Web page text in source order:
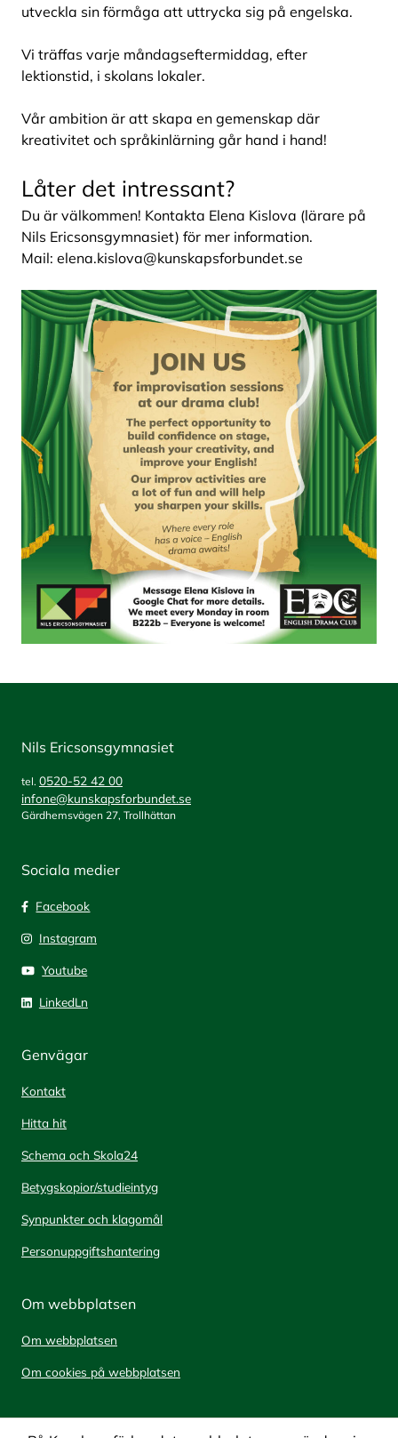
utveckla sin förmåga att uttrycka sig på engelska.
Vi träffas varje måndagseftermiddag, efter
lektionstid, i skolans lokaler.
Vår ambition är att skapa en gemenskap där
kreativitet och språkinlärning går hand i hand!
Låter det intressant?
Du är välkommen! Kontakta Elena Kislova (lärare på
Nils Ericsonsgymnasiet) för mer information.
Mail: elena.kislova@kunskapsforbundet.se
Nils Ericsonsgymnasiet
tel. 0520-52 42 00
infone@kunskapsforbundet.se
Gärdhemsvägen 27, Trollhättan
Sociala medier
Facebook
Instagram
Youtube
LinkedLn
Genvägar
Kontakt
Hitta hit
Schema och Skola24
Betygskopior/studieintyg
Synpunkter och klagomål
Personuppgiftshantering
Om webbplatsen
Om webbplatsen
Om cookies på webbplatsen